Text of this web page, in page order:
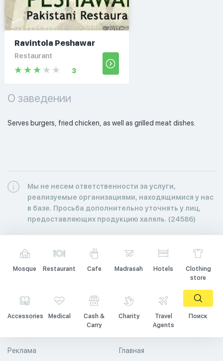
Ravintola Peshawar
Restaurant
3
О заведении
Serves burgers, fried chicken, as well as grilled meat dishes.
Мы не несем ответственности за услуги,
реализуемые организациями, находящимися у нас
в базе. Просьба дополнительно уточнять у лиц,
предоставляющих продукцию халяль. (24586)
Mosque Restaurant Cafe Madrasah Hotels
Clothing
store
Accessories Medical
Cash &
Carry
Charity
Travel
Agents
Поиск
Главная
Реклама